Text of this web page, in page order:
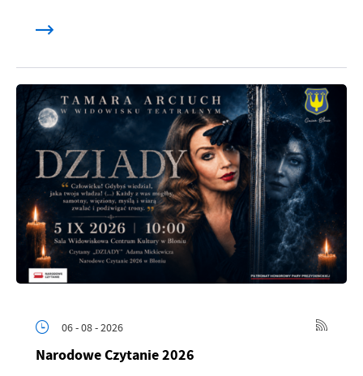
06 - 08 - 2026
Narodowe Czytanie 2026